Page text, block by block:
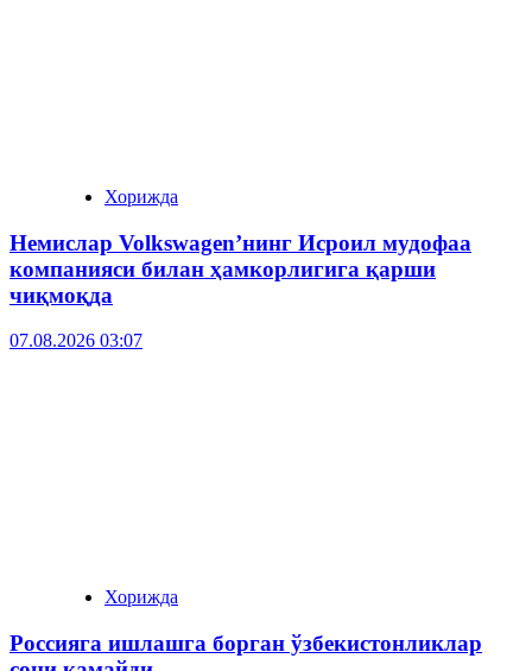
Хорижда
Немислар Volkswagen’нинг Исроил мудофаа
компанияси билан ҳамкорлигига қарши
чиқмоқда
07.08.2026 03:07
Хорижда
Россияга ишлашга борган ўзбекистонликлар